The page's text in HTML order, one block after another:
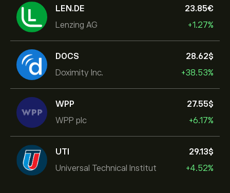
LEN.DE
Lenzing AG
23.85‎€‎
+1.27%
DOCS
Doximity Inc.
28.62‎$‎
+38.53%
WPP
WPP plc
27.55‎$‎
+6.17%
UTI
Universal Technical Institut
29.13‎$‎
+4.52%